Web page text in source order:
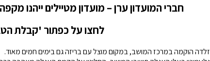
חברי המועדון ערן – מועדון מטיילים ייהנו
לחצו על כפתור 'קבלת
זלדה הוקמה במרכז המושב, במקום מוצל עם בריזה גם בימים חמים מאוד.